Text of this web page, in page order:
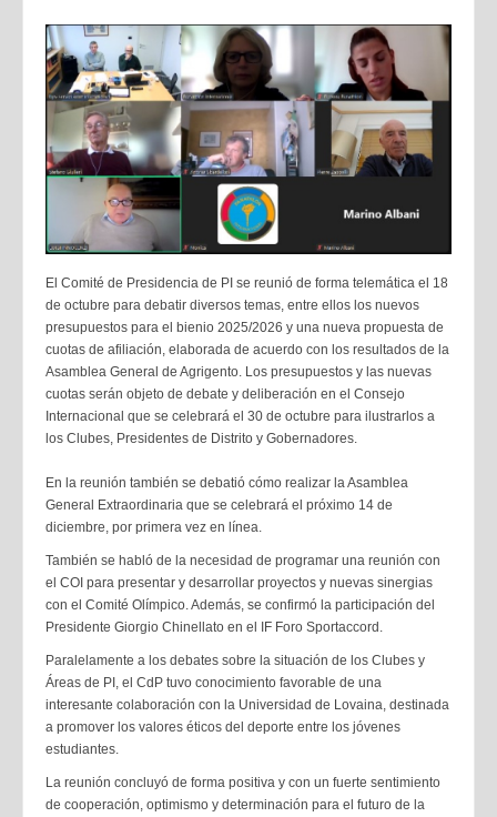
El Comité de Presidencia de PI se reunió de forma telemática el 18
de octubre para debatir diversos temas, entre ellos los nuevos
presupuestos para el bienio 2025/2026 y una nueva propuesta de
cuotas de afiliación, elaborada de acuerdo con los resultados de la
Asamblea General de Agrigento. Los presupuestos y las nuevas
cuotas serán objeto de debate y deliberación en el Consejo
Internacional que se celebrará el 30 de octubre para ilustrarlos a
los Clubes, Presidentes de Distrito y Gobernadores.
En la reunión también se debatió cómo realizar la Asamblea
General Extraordinaria que se celebrará el próximo 14 de
diciembre, por primera vez en línea.
También se habló de la necesidad de programar una reunión con
el COI para presentar y desarrollar proyectos y nuevas sinergias
con el Comité Olímpico. Además, se confirmó la participación del
Presidente Giorgio Chinellato en el IF Foro Sportaccord.
Paralelamente a los debates sobre la situación de los Clubes y
Áreas de PI, el CdP tuvo conocimiento favorable de una
interesante colaboración con la Universidad de Lovaina, destinada
a promover los valores éticos del deporte entre los jóvenes
estudiantes.
La reunión concluyó de forma positiva y con un fuerte sentimiento
de cooperación, optimismo y determinación para el futuro de la